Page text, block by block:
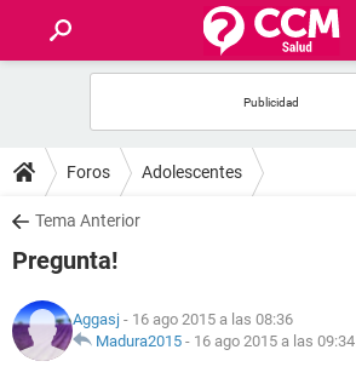
FOROS
SALUD
FAMILIA
NUTRICIÓN
Foros Adolescentes
Tema Anterior
Pregunta!
Aggasj - 16 ago 2015 a las 08:36
Madura2015 - 16 ago 2015 a las 09:34